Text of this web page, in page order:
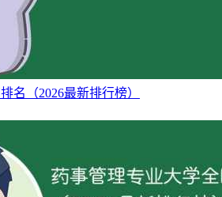
名（2026最新排行榜）